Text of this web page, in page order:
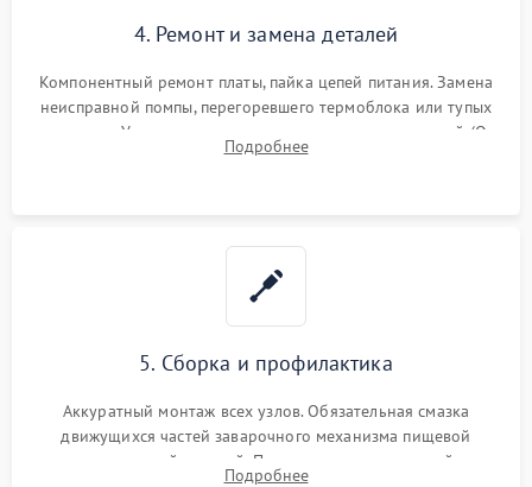
4. Ремонт и замена деталей
Компонентный ремонт платы, пайка цепей питания. Замена
неисправной помпы, перегоревшего термоблока или тупых
жерновов. Установка новых силиконовых уплотнителей (O-
ring) и тефлоновых трубок для надежного устранения
Подробнее
5. Сборка и профилактика
Аккуратный монтаж всех узлов. Обязательная смазка
движущихся частей заварочного механизма пищевой
силиконовой смазкой. Проведение программной
Подробнее